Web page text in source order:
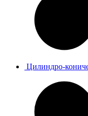
Цилиндро-